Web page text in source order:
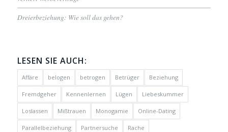
Dreierbeziehung: Wie soll das gehen?
LESEN SIE AUCH:
Affäre belogen betrogen Betrüger Beziehung
Fremdgeher Kennenlernen Lügen Liebeskummer
Loslassen Mißtrauen Monogamie Online-Dating
Parallelbeziehung Partnersuche Rache